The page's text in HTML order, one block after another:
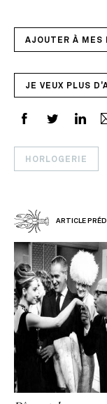
AJOUTER À MES
JE VEUX PLUS
HORLOGERIE
ARTICLE